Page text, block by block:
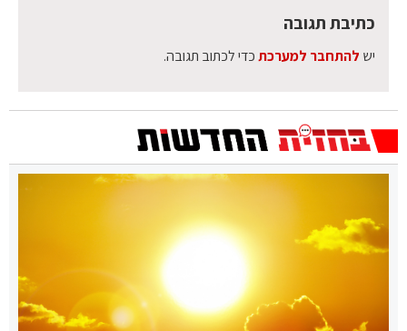
כתיבת תגובה
יש להתחבר למערכתכדי לכתוב תגובה.